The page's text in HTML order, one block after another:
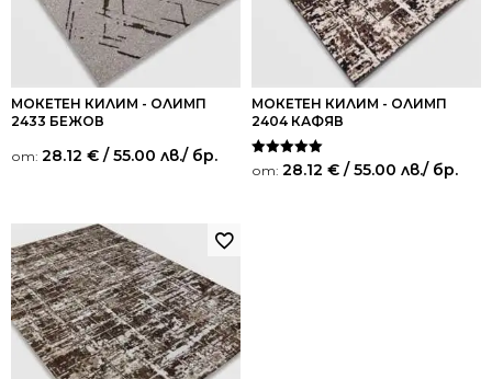
МОКЕТЕН КИЛИМ - ОЛИМП
2433 БЕЖОВ
от: 28.12 € / 55.00 лв./ бр.
МОКЕТЕН КИЛИМ - ОЛИМП
2404 КАФЯВ
Оценено на
5.00
от: 28.12 € / 55.00 лв./ бр.